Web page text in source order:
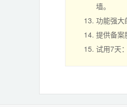
墙。
功能强大
提供备案
试用7天